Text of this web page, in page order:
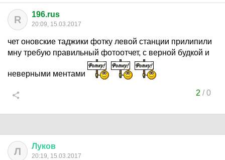
R 196.rus
20:09, 15.03.2017
чет оновские таджики фотку левой станции прилипили
мну требую правильный фотоотчет, с верной будкой и
неверными ментами
2 /0
Л Луков
20:19, 15.03.2017